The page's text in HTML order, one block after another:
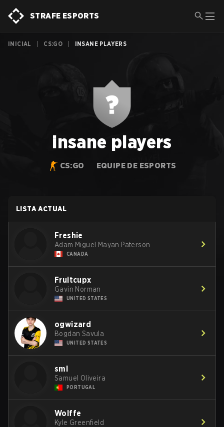
STRAFE ESPORTS
INICIAL CS:GO INSANE PLAYERS
insane players
CS:GO EQUIPE DE ESPORTS
LISTA ACTUAL
Freshie
Adam Miguel Mayan Paterson
CANADA
Fruitcupx
Gavin Norman
UNITED STATES
ogwizard
Bogdan Savula
UNITED STATES
sml
Samuel Oliveira
PORTUGAL
Wolffe
Kyle Greenfield